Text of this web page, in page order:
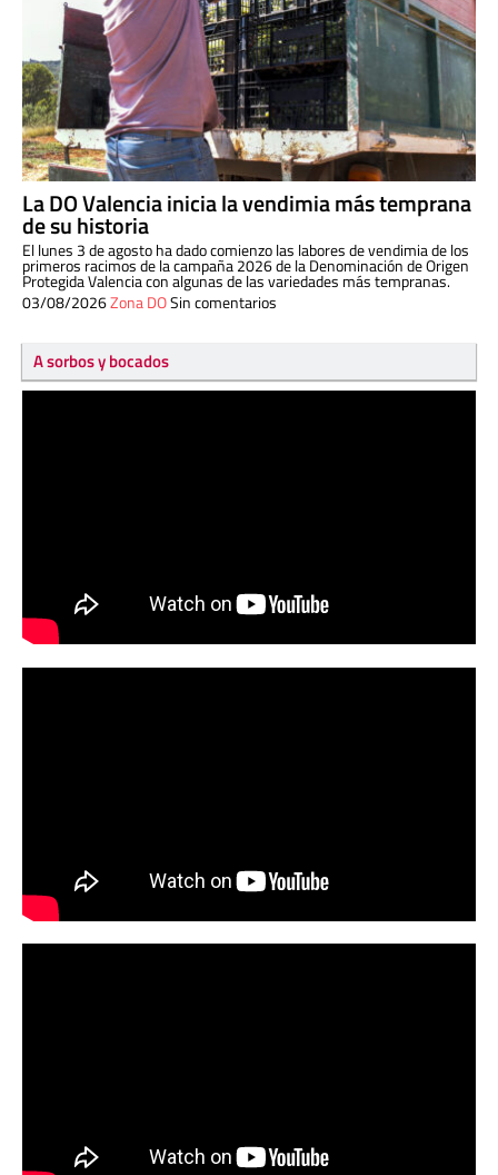
La DO Valencia inicia la vendimia más temprana
de su historia
El lunes 3 de agosto ha dado comienzo las labores de vendimia de los
primeros racimos de la campaña 2026 de la Denominación de Origen
Protegida Valencia con algunas de las variedades más tempranas.
03/08/2026Zona DOSin comentarios
A sorbos y bocados